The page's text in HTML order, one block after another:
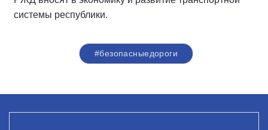
системы республики.
#безопасныедороги